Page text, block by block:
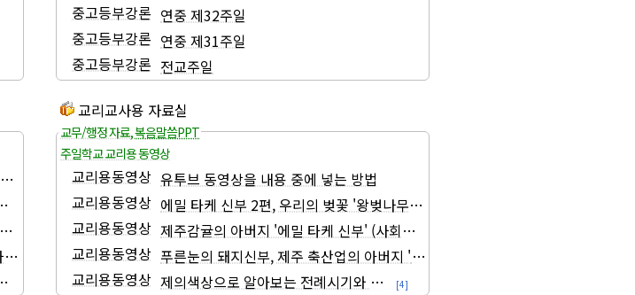
중고등부강론 연중 제32주일
중고등부강론 연중 제31주일
중고등부강론 전교주일
공연 영상 및 악보
서)
차, 복음서)
, 사도행전/서간)
문제집 (오경)
교리교사용 자료실
교무/행정 자료,복음말씀PPT
주일학교 교리용 동영상
교리용동영상 유투브 동영상을 내용 중에 넣는 방법
교리용동영상 에밀 타케 신부 2편, 우리의 벚꽃 '왕벚나무' 를 찾아서 (사회교리 시리즈3)
교리용동영상 제주감귤의 아버지 '에밀 타케 신부' (사회교리 시리즈1)
교리용동영상 푸른눈의 돼지신부, 제주 축산업의 아버지 '임피제 맥그린치 신부' (사회교리 시
교리용동영상 제의색상으로 알아보는 전례시기와 사순시기 교리 (2020년, 교리자료첨부)
[4]